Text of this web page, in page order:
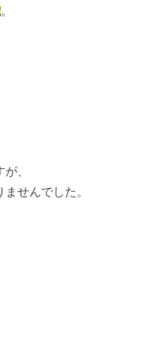
。
、
せんでした。